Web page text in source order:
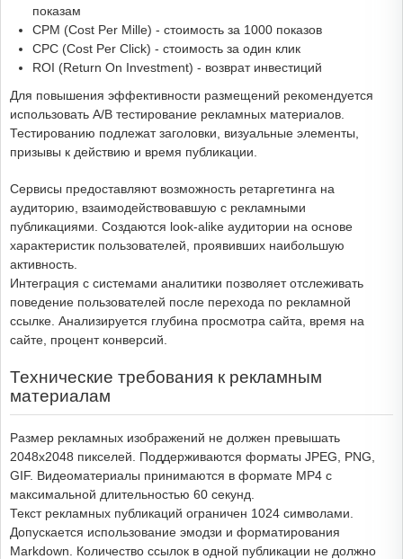
показам
CPM (Cost Per Mille) - стоимость за 1000 показов
CPC (Cost Per Click) - стоимость за один клик
ROI (Return On Investment) - возврат инвестиций
Для повышения эффективности размещений рекомендуется
использовать A/B тестирование рекламных материалов.
Тестированию подлежат заголовки, визуальные элементы,
призывы к действию и время публикации.
Сервисы предоставляют возможность ретаргетинга на
аудиторию, взаимодействовавшую с рекламными
публикациями. Создаются look-alike аудитории на основе
характеристик пользователей, проявивших наибольшую
активность.
Интеграция с системами аналитики позволяет отслеживать
поведение пользователей после перехода по рекламной
ссылке. Анализируется глубина просмотра сайта, время на
сайте, процент конверсий.
Технические требования к рекламным
материалам
Размер рекламных изображений не должен превышать
2048x2048 пикселей. Поддерживаются форматы JPEG, PNG,
GIF. Видеоматериалы принимаются в формате MP4 с
максимальной длительностью 60 секунд.
Текст рекламных публикаций ограничен 1024 символами.
Допускается использование эмодзи и форматирования
Markdown. Количество ссылок в одной публикации не должно